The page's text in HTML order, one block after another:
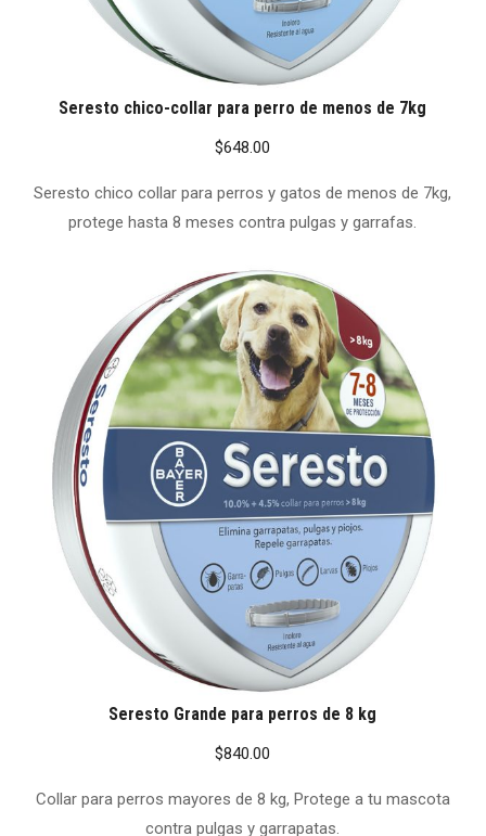
Seresto chico-collar para perro de menos de 7kg
$648.00
Seresto chico collar para perros y gatos de menos de 7kg,
protege hasta 8 meses contra pulgas y garrafas.
Seresto Grande para perros de 8 kg
$840.00
Collar para perros mayores de 8 kg, Protege a tu mascota
contra pulgas y garrapatas.